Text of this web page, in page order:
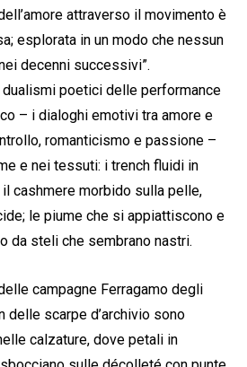
attraverso il movimento è
esplorata in un modo che nessun
decenni successivi”.
dualismi poetici delle performance
– i dialoghi emotivi tra amore e
romanticismo e passione –
e nei tessuti: i trench fluidi in
cashmere morbido sulla pelle,
le piume che si appiattiscono e
da steli che sembrano nastri.
campagne Ferragamo degli
delle scarpe d’archivio sono
calzature, dove petali in